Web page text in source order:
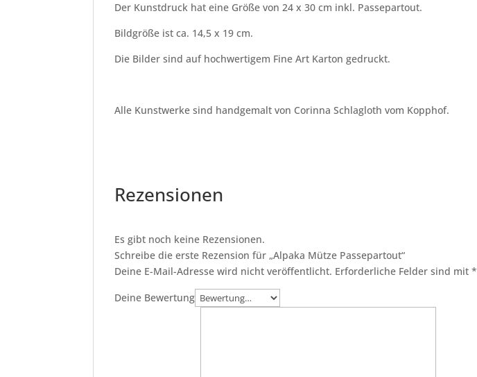
Der Kunstdruck hat eine Größe von 24 x 30 cm inkl. Passepartout.
Bildgröße ist ca. 14,5 x 19 cm.
Die Bilder sind auf hochwertigem Fine Art Karton gedruckt.
Alle Kunstwerke sind handgemalt von Corinna Schlagloth vom Kopphof.
Rezensionen
Es gibt noch keine Rezensionen.
Schreibe die erste Rezension für „Alpaka Mütze Passepartout“
Deine E-Mail-Adresse wird nicht veröffentlicht. Erforderliche Felder sind mit*
Deine Bewertung